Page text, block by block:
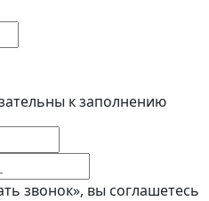
к заполнению
звонок», вы соглашетесь